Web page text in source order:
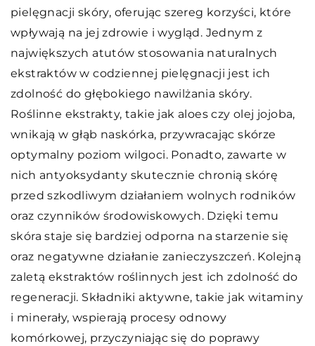
pielęgnacji skóry, oferując szereg korzyści, które
wpływają na jej zdrowie i wygląd. Jednym z
największych atutów stosowania naturalnych
ekstraktów w codziennej pielęgnacji jest ich
zdolność do głębokiego nawilżania skóry.
Roślinne ekstrakty, takie jak aloes czy olej jojoba,
wnikają w głąb naskórka, przywracając skórze
optymalny poziom wilgoci. Ponadto, zawarte w
nich antyoksydanty skutecznie chronią skórę
przed szkodliwym działaniem wolnych rodników
oraz czynników środowiskowych. Dzięki temu
skóra staje się bardziej odporna na starzenie się
oraz negatywne działanie zanieczyszczeń. Kolejną
zaletą ekstraktów roślinnych jest ich zdolność do
regeneracji. Składniki aktywne, takie jak witaminy
i minerały, wspierają procesy odnowy
komórkowej, przyczyniając się do poprawy